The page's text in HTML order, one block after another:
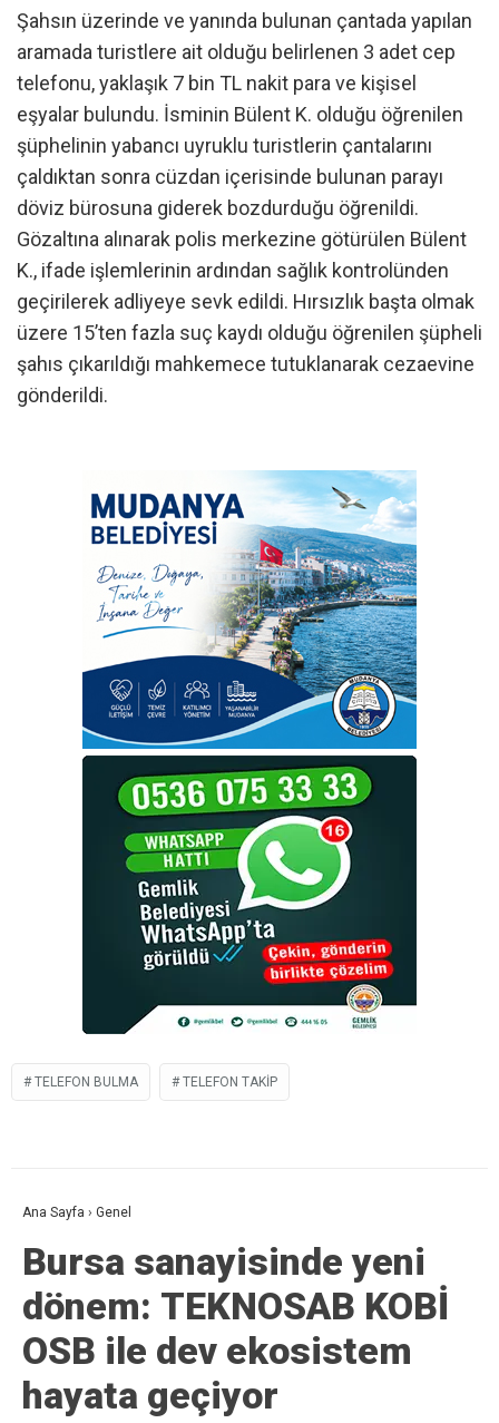
Şahsın üzerinde ve yanında bulunan çantada yapılan
aramada turistlere ait olduğu belirlenen 3 adet cep
telefonu, yaklaşık 7 bin TL nakit para ve kişisel
eşyalar bulundu. İsminin Bülent K. olduğu öğrenilen
şüphelinin yabancı uyruklu turistlerin çantalarını
çaldıktan sonra cüzdan içerisinde bulunan parayı
döviz bürosuna giderek bozdurduğu öğrenildi.
Gözaltına alınarak polis merkezine götürülen Bülent
K., ifade işlemlerinin ardından sağlık kontrolünden
geçirilerek adliyeye sevk edildi. Hırsızlık başta olmak
üzere 15’ten fazla suç kaydı olduğu öğrenilen şüpheli
şahıs çıkarıldığı mahkemece tutuklanarak cezaevine
gönderildi.
TELEFON BULMA TELEFON TAKIP
Ana Sayfa › Genel
Bursa sanayisinde yeni
dönem: TEKNOSAB KOBİ
OSB ile dev ekosistem
hayata geçiyor